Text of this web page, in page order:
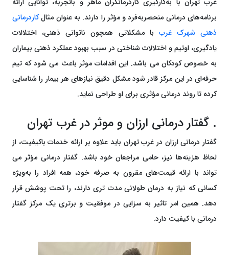
برنامه‌های درمانی منحصربه‌فرد و مؤثر را دارند. به عنوان مثالکاردرمانی
ذهنی شهرک غرب با مشکلاتی همچون ناتوانی ذهنی، اختلالات
یادگیری، اوتیم و اختلالات شناختی در سبب بهبود عملکرد ذهنی بیماران
به خصوص کودکان می باشد. این اقدامات موثر باعث می شود که تیم
حرفه‌ای در این مرکز قادر شود مشکل دقیق نیازهای هر بیمار را شناسایی
کرده تا روند درمانی مؤثری برای او طراحی نماید.
. گفتار درمانی ارزان و موثر در غرب تهران
گفتار درمانی ارزان در غرب تهران باید علاوه بر ارائه خدمات باکیفیت، از
لحاظ هزینه‌ها نیز، حامی مراجعان خود باشد. گفتار درمانی مؤثر می
تواند با ارائه قیمت‌های مقرون ‌به ‌صرفه خود، همه افراد را به‌ویژه
کسانی که نیاز به درمان طولانی ‌مدت تری دارند، را تحت پوشش قرار
دهد. همین امر تاثیر به سزایی در موفقیت و برتری یک مرکز گفتار
درمانی با کیفیت دارد.